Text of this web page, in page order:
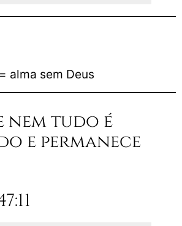
alma sem Deus
nem tudo é
e permanece